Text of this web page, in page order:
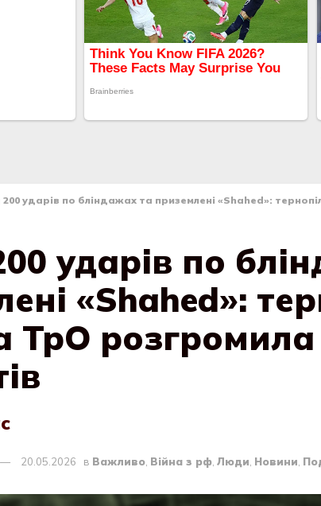
ударів по бліндажах та приземлені «Shahed»:
ударів по
«Shahed»:
ТрО розгромила
20.05.2026 в Важливо Війна з рф Люди Новини